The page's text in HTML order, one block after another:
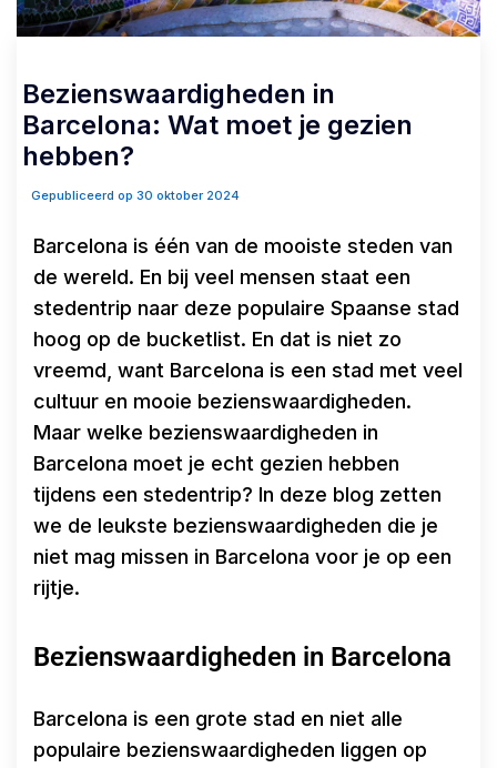
Bezienswaardigheden in
Barcelona: Wat moet je gezien
hebben?
Gepubliceerd op 30 oktober 2024
Barcelona is één van de mooiste steden van
de wereld. En bij veel mensen staat een
stedentrip naar deze populaire Spaanse stad
hoog op de bucketlist. En dat is niet zo
vreemd, want Barcelona is een stad met veel
cultuur en mooie bezienswaardigheden.
Maar welke bezienswaardigheden in
Barcelona moet je echt gezien hebben
tijdens een stedentrip? In deze blog zetten
we de leukste bezienswaardigheden die je
niet mag missen in Barcelona voor je op een
rijtje.
Bezienswaardigheden in Barcelona
Barcelona is een grote stad en niet alle
populaire bezienswaardigheden liggen op